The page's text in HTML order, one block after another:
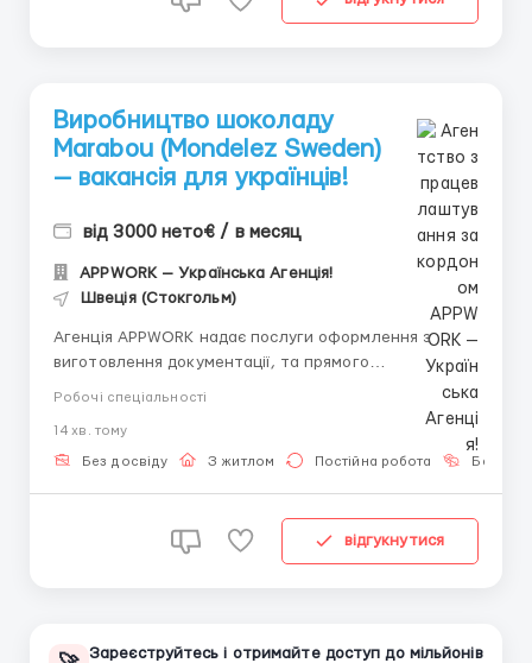
Виробництво шоколаду
Marabou (Mondelez Sweden)
— вакансія для українців!
від 3000 нето€ / в месяц
APPWORK — Українська Агенція!
Швеція (Стокгольм)
Агенція APPWORK надає послуги оформлення з
виготовлення документації, та прямого
онлайн: Спеціаліст: Денис Бойко Телефон для
консультацій \ для підбору вакансій: +48 889 248
Робочі спеціальності
14 хв. тому
Без досвіду З житлом Постійна робота Без
відгукнутися
Зареєструйтесь і отримайте доступ до мільйонів